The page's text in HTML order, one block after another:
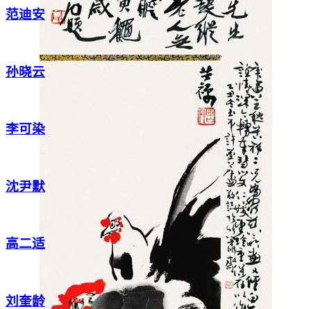
范迪安
孙晓云
李可染
沈尹默
高二适
刘奎龄